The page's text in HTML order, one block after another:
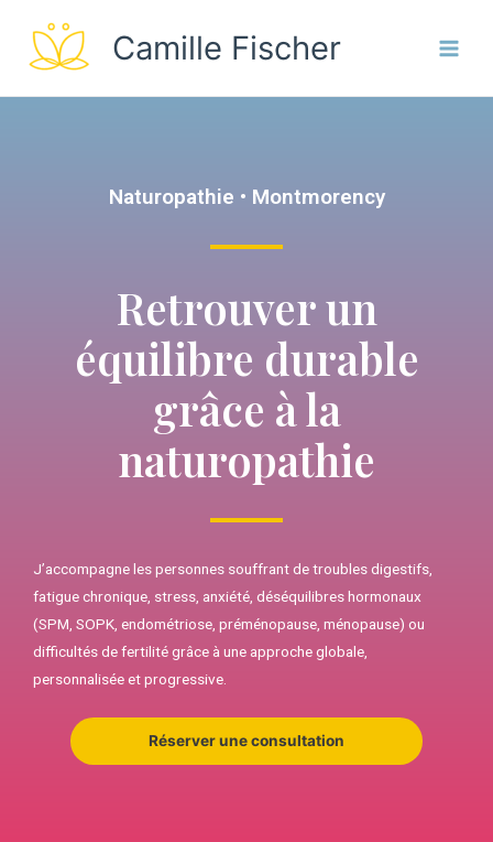
Camille Fischer
Naturopathie • Montmorency
Retrouver un
équilibre durable
grâce à la
naturopathie
J’accompagne les personnes souffrant de troubles digestifs,
fatigue chronique, stress, anxiété, déséquilibres hormonaux
(SPM, SOPK, endométriose, préménopause, ménopause) ou
difficultés de fertilité grâce à une approche globale,
personnalisée et progressive.
Réserver une consultation